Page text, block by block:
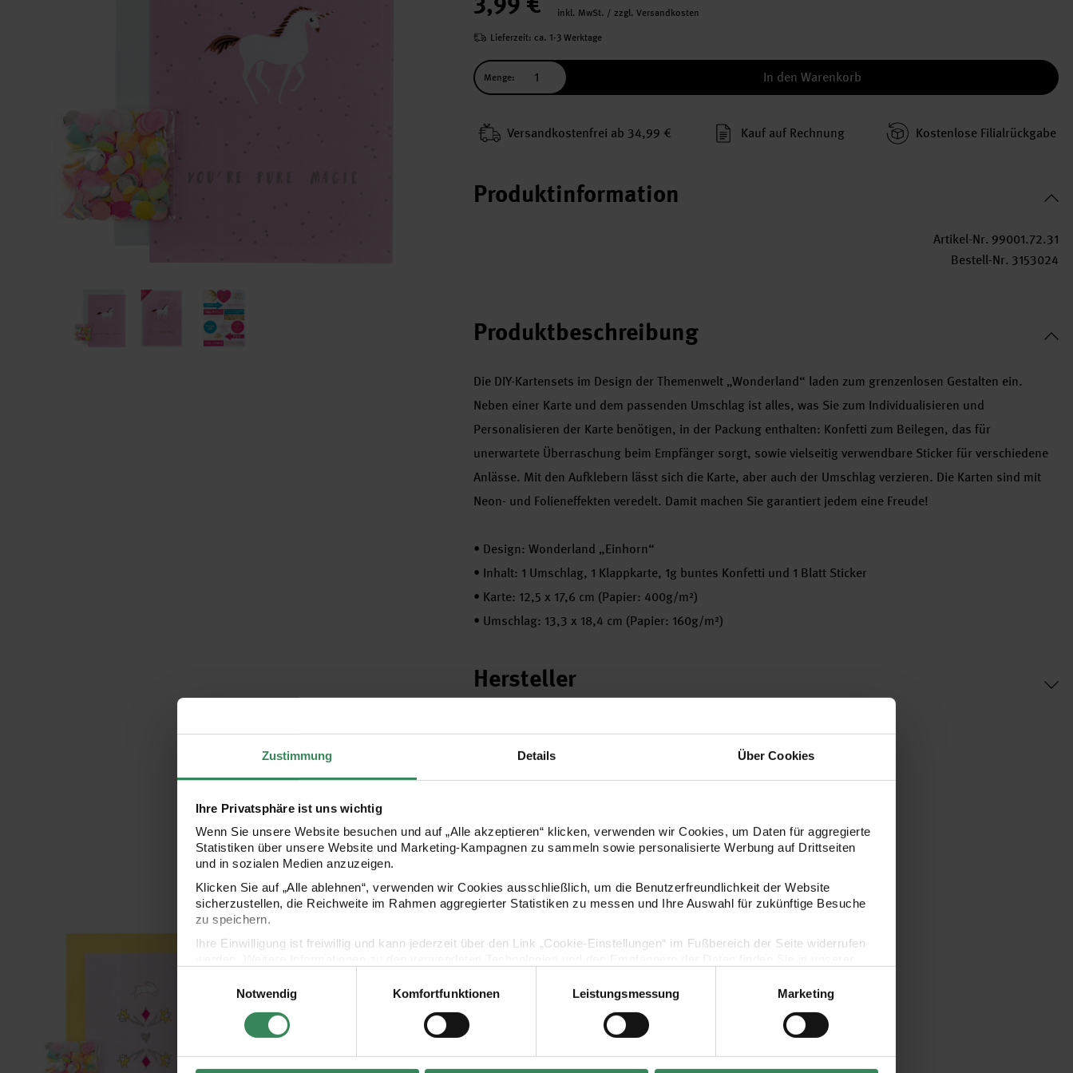
Zustimmung Details Über Cookies
Ihre Privatsphäre ist uns wichtig
Wenn Sie unsere Website besuchen und auf „Alle akzeptieren“ klicken, verwenden wir Cookies, um Daten für aggregierte
Statistiken über unsere Website und Marketing-Kampagnen zu sammeln sowie personalisierte Werbung auf Drittseiten
und in sozialen Medien anzuzeigen.
Klicken Sie auf „Alle ablehnen“, verwenden wir Cookies ausschließlich, um die Benutzerfreundlichkeit der Website
sicherzustellen, die Reichweite im Rahmen aggregierter Statistiken zu messen und Ihre Auswahl für zukünftige Besuche
zu speichern.
Ihre Einwilligung ist freiwillig und kann jederzeit über den Link „Cookie-Einstellungen“ im Fußbereich der Seite widerrufen
Impressum
Datenschutz Vertrag widerrufen
Notwendig
Komfortfunktionen Leistungsmessung Marketing
inkl. MwSt. / zzgl. Versandkosten
Lieferzeit: ca. 1-3 Werktage
Menge: In den Warenkorb
Versand­kosten­frei ab 34,99 € Kauf auf Rechnung Kosten­lose Filial­rückgabe
Produktinformation
Artikel-Nr. 99001.72.31
Bestell-Nr. 3153024
Produktbeschreibung
Die DIY-Kartensets im Design der Themenwelt „Wonderland“ laden zum grenzenlosen Gestalten ein.
Neben einer Karte und dem passenden Umschlag ist alles, was Sie zum Individualisieren und
Personalisieren der Karte benötigen, in der Packung enthalten: Konfetti zum Beilegen, das für
unerwartete Überraschung beim Empfänger sorgt, sowie vielseitig verwendbare Sticker für verschiedene
Anlässe. Mit den Aufklebern lässt sich die Karte, aber auch der Umschlag verzieren. Die Karten sind mit
Neon- und Folieneffekten veredelt. Damit machen Sie garantiert jedem eine Freude!
• Design: Wonderland „Einhorn“
• Inhalt: 1 Umschlag, 1 Klappkarte, 1g buntes Konfetti und 1 Blatt Sticker
• Karte: 12,5 x 17,6 cm (Papier: 400g/m²)
• Umschlag: 13,3 x 18,4 cm (Papier: 160g/m²)
Hersteller
Kaufempfehlung
Paper Poetry Grußkartenset Wonderland HasenPaper Poetry Grußkartenset Wonderland HasengesichtPaper Poetry Grußkartenset Hygge Orchidee